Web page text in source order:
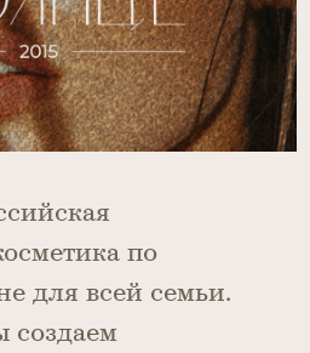
по
для всей семьи.
создаем